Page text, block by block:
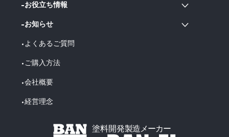
お役立ち情報
お知らせ
よくあるご質問
ご購入方法
会社概要
経営理念